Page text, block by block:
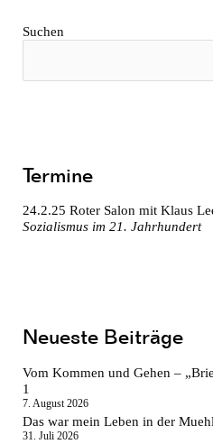
Suchen
Termine
24.2.25Roter Salon mit Klaus
Sozialismus im 21. Jahrhundert
Neueste Beiträge
Vom Kommen und Gehen –
1
7. August 2026
Das war mein Leben in der
31. Juli 2026